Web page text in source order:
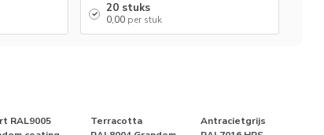
20 stuks
0,00 per stuk
RAL9005
Terracotta
Antracietgrijs